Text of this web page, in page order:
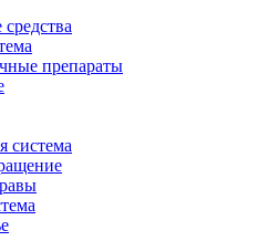
препараты
система